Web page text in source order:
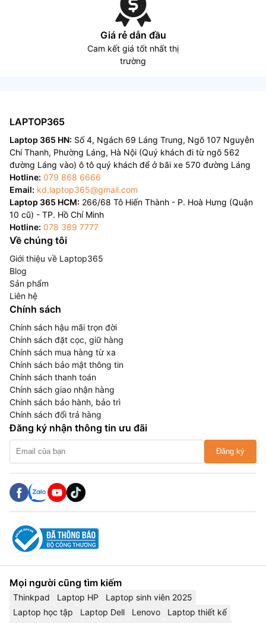
Giá rẻ dẫn đầu
Cam kết giá tốt nhất thị
trường
LAPTOP365
Laptop 365 HN: Số 4, Ngách 69 Láng Trung, Ngõ 107 Nguyễn
Chí Thanh, Phường Láng, Hà Nội (Quý khách đi từ ngõ 562
đường Láng vào) ô tô quý khách để ở bãi xe 570 đường Láng
Hotline: 079 868 6666
Email: kd.laptop365@gmail.com
Laptop 365 HCM: 266/68 Tô Hiến Thành - P. Hoà Hưng (Quận
10 cũ) - TP. Hồ Chí Minh
Hotline: 078 389 7777
Về chúng tôi
Giới thiệu về Laptop365
Blog
Sản phẩm
Liên hệ
Chính sách
Chính sách hậu mãi trọn đời
Chính sách đặt cọc, giữ hàng
Chính sách mua hàng từ xa
Chính sách bảo mật thông tin
Chính sách thanh toán
Chính sách giao nhận hàng
Chính sách bảo hành, bảo trì
Chính sách đổi trả hàng
Đăng ký nhận thông tin ưu đãi
Đăng ký
Mọi người cũng tìm kiếm
Thinkpad Laptop HP
Laptop sinh viên 2025
Laptop học tập
Laptop Dell Lenovo
Laptop thiết kế